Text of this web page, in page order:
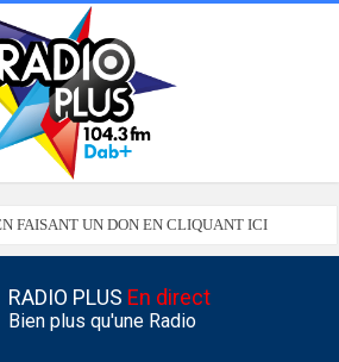
FAISANT UN DON EN CLIQUANT ICI
RADIO PLUS En direct
Bien plus qu'une Radio